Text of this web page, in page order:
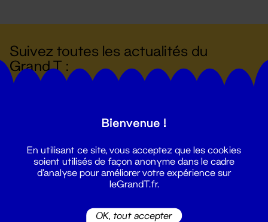
Suivez toutes les actualités du
Grand T :
Bienvenue !
En utilisant ce site, vous acceptez que les cookies
soient utilisés de façon anonyme dans le cadre
d'analyse pour améliorer votre expérience sur
leGrandT.fr.
OK, tout accepter